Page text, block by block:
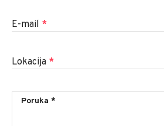
E-mail *
Lokacija *